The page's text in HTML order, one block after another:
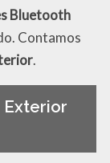
Bluetooth
Contamos
.
Exterior